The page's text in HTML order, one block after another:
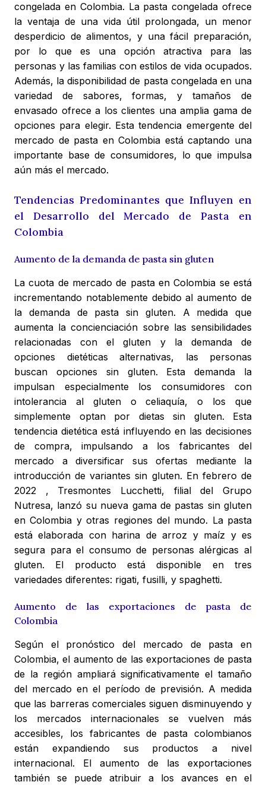
congelada en Colombia. La pasta congelada ofrece
la ventaja de una vida útil prolongada, un menor
desperdicio de alimentos, y una fácil preparación,
por lo que es una opción atractiva para las
personas y las familias con estilos de vida ocupados.
Además, la disponibilidad de pasta congelada en una
variedad de sabores, formas, y tamaños de
envasado ofrece a los clientes una amplia gama de
opciones para elegir. Esta tendencia emergente del
mercado de pasta en Colombia está captando una
importante base de consumidores, lo que impulsa
aún más el mercado.
Tendencias Predominantes que Influyen en
el Desarrollo del Mercado de Pasta en
Colombia
Aumento de la demanda de pasta sin gluten
La cuota de mercado de pasta en Colombia se está
incrementando notablemente debido al aumento de
la demanda de pasta sin gluten. A medida que
aumenta la concienciación sobre las sensibilidades
relacionadas con el gluten y la demanda de
opciones dietéticas alternativas, las personas
buscan opciones sin gluten. Esta demanda la
impulsan especialmente los consumidores con
intolerancia al gluten o celiaquía, o los que
simplemente optan por dietas sin gluten. Esta
tendencia dietética está influyendo en las decisiones
de compra, impulsando a los fabricantes del
mercado a diversificar sus ofertas mediante la
introducción de variantes sin gluten. En febrero de
2022 , Tresmontes Lucchetti, filial del Grupo
Nutresa, lanzó su nueva gama de pastas sin gluten
en Colombia y otras regiones del mundo. La pasta
está elaborada con harina de arroz y maíz y es
segura para el consumo de personas alérgicas al
gluten. El producto está disponible en tres
variedades diferentes: rigati, fusilli, y spaghetti.
Aumento de las exportaciones de pasta de
Colombia
Según el pronóstico del mercado de pasta en
Colombia, el aumento de las exportaciones de pasta
de la región ampliará significativamente el tamaño
del mercado en el período de previsión. A medida
que las barreras comerciales siguen disminuyendo y
los mercados internacionales se vuelven más
accesibles, los fabricantes de pasta colombianos
están expandiendo sus productos a nivel
internacional. El aumento de las exportaciones
también se puede atribuir a los avances en el